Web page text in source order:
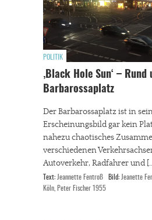
POLITIK
‚Black Hole Sun‘ – Rund
Barbarossaplatz
Der Barbarossaplatz ist in
Erscheinungsbild gar kein
nahezu chaotisches
verschiedenen
Autoverkehr, Radfahrer und
Text: Jeannette Fentroß Bild: Jeanette
Köln, Peter Fischer 1955